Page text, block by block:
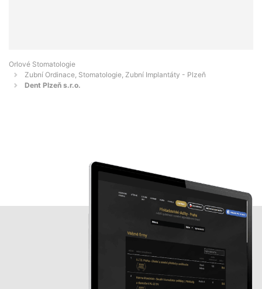
Orlové Stomatologie
Zubní Ordinace, Stomatologie, Zubní Implantáty - Plzeň
Dent Plzeň s.r.o.